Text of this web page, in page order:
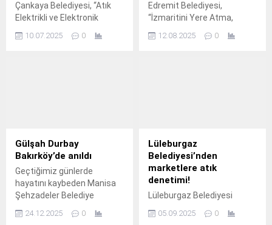
Çankaya Belediyesi, “Atık
Elektrikli ve Elektronik
Geri Dönüşüme
dönüşüme
kazandırılabilecek elektrikli
ve elektronik atıkları
topluyor.
10.07.2025 0
Edremit Belediyesi,
“İzmaritini Yere Atma,
kampanyasının ardından,
12.08.2025 0
Gülşah Durbay
Bakırköy’de anıldı
Geçtiğimiz günlerde
hayatını kaybeden Manisa
Şehzadeler Belediye
Bakırköy’de anıldı.
24.12.2025 0
Lüleburgaz
Belediyesi’nden
marketlere atık
denetimi!
Lüleburgaz Belediyesi
Değişikliği ve Sıfır Atık
05.09.2025 0